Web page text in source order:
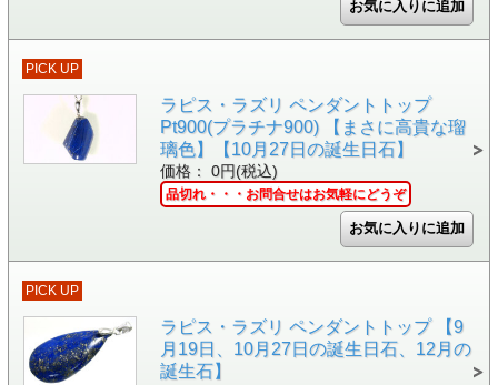
PICK UP
ラピス・ラズリ ペンダントトップ
Pt900(プラチナ900) 【まさに高貴な瑠
璃色】【10月27日の誕生日石】
価格： 0円(税込)
品切れ・・・お問合せはお気軽にどうぞ
PICK UP
ラピス・ラズリ ペンダントトップ 【9
月19日、10月27日の誕生日石、12月の
誕生石】